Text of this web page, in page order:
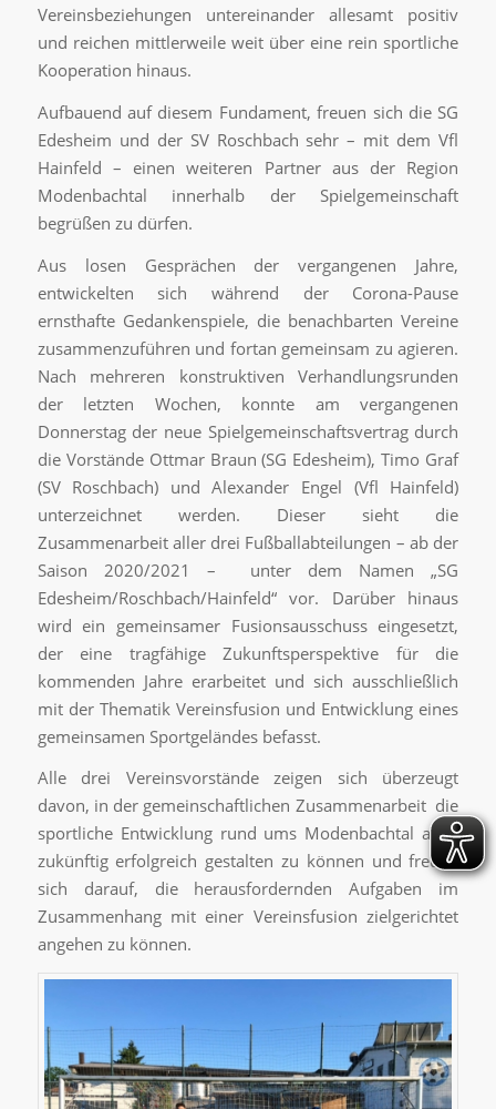
Vereinsbeziehungen untereinander allesamt positiv
und reichen mittlerweile weit über eine rein sportliche
Kooperation hinaus.
Aufbauend auf diesem Fundament, freuen sich die SG
Edesheim und der SV Roschbach sehr – mit dem Vfl
Hainfeld – einen weiteren Partner aus der Region
Modenbachtal innerhalb der Spielgemeinschaft
begrüßen zu dürfen.
Aus losen Gesprächen der vergangenen Jahre,
entwickelten sich während der Corona-Pause
ernsthafte Gedankenspiele, die benachbarten Vereine
zusammenzuführen und fortan gemeinsam zu agieren.
Nach mehreren konstruktiven Verhandlungsrunden
der letzten Wochen, konnte am vergangenen
Donnerstag der neue Spielgemeinschaftsvertrag durch
die Vorstände Ottmar Braun (SG Edesheim), Timo Graf
(SV Roschbach) und Alexander Engel (Vfl Hainfeld)
unterzeichnet werden. Dieser sieht die
Zusammenarbeit aller drei Fußballabteilungen – ab der
Saison 2020/2021 – unter dem Namen „SG
Edesheim/Roschbach/Hainfeld“ vor. Darüber hinaus
wird ein gemeinsamer Fusionsausschuss eingesetzt,
der eine tragfähige Zukunftsperspektive für die
kommenden Jahre erarbeitet und sich ausschließlich
mit der Thematik Vereinsfusion und Entwicklung eines
gemeinsamen Sportgeländes befasst.
Alle drei Vereinsvorstände zeigen sich überzeugt
davon, in der gemeinschaftlichen Zusammenarbeit die
sportliche Entwicklung rund ums Modenbachtal auch
zukünftig erfolgreich gestalten zu können und freuen
sich darauf, die herausfordernden Aufgaben im
Zusammenhang mit einer Vereinsfusion zielgerichtet
angehen zu können.